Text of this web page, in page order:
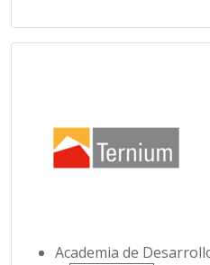
Academia de